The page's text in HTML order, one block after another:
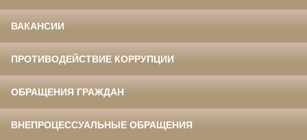
ВАКАНСИИ
ПРОТИВОДЕЙСТВИЕ КОРРУПЦИИ
ОБРАЩЕНИЯ ГРАЖДАН
ВНЕПРОЦЕССУАЛЬНЫЕ ОБРАЩЕНИЯ